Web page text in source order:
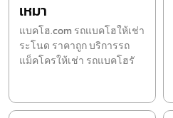
เหมา
แบคโฮ.com รถแบคโฮให้เช่า
ระโนด ราคาถูก บริการรถ
แม็คโครให้เช่า รถแบคโฮรั